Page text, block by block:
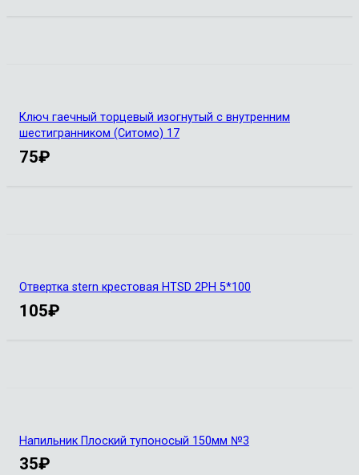
Ключ гаечный торцевый изогнутый с внутренним
шестигранником (Ситомо) 17
75₽
Отвертка stern крестовая HTSD 2PH 5*100
105₽
Напильник Плоский тупоносый 150мм №3
35₽